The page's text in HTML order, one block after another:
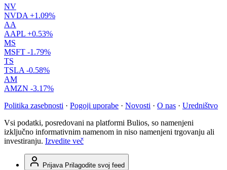
NV
NVDA +1.09%
AA
AAPL +0.53%
MS
MSFT -1.79%
TS
TSLA -0.58%
AM
AMZN -3.17%
Politika zasebnosti · Pogoji uporabe · Novosti · O nas · Uredništvo
Vsi podatki, posredovani na platformi Bulios, so namenjeni
izključno informativnim namenom in niso namenjeni trgovanju ali
investiranju. Izvedite več
Prijava Prilagodite svoj feed